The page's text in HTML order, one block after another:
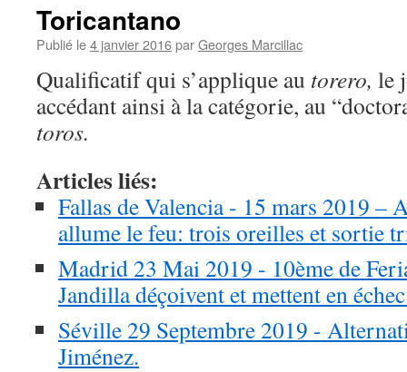
Toricantano
Publié le4 janvier 2016parGeorges Marcillac
Qualificatif qui s’applique au torero, le
accédant ainsi à la catégorie, au
toros.
Articles liés:
Fallas de Valencia - 15 mars 2019 –
allume le feu: trois oreilles et sortie
Madrid 23 Mai 2019 - 10ème de
Jandilla déçoivent et mettent en
Séville 29 Septembre 2019 -
Jiménez.